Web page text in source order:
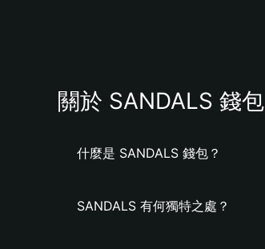
關於 SANDALS 錢包
什麼是 SANDALS 錢包？
SANDALS 有何獨特之處？